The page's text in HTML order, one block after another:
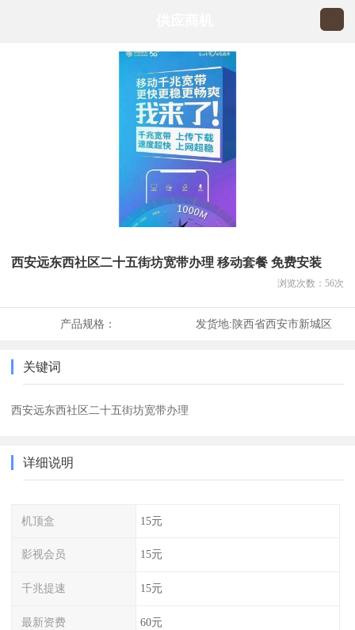
西安远东西社区二十五街坊宽带办理 移动套餐 免费安装
浏览次数： 56次
产品规格： 发货地:陕西省西安市新城区
关键词
西安远东西社区二十五街坊宽带办理
详细说明
机顶盒 15元
影视会员 15元
千兆提速 15元
最新资费 60元